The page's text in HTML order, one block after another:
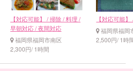
【対応可能】 / 掃除 / 料理 /
早朝対応 / 夜間対応
福岡県福岡市南区
2,300円/ 1時間
【対応可能
福岡県福岡
2,500円/ 1時